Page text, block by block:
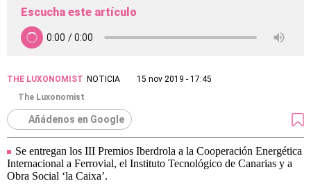
Escucha este artículo
THE LUXONOMIST NOTICIA
15 nov 2019 - 17:45
The Luxonomist
Añádenos en Google
Se entregan los III Premios Iberdrola a la Cooperación Energética
Internacional a Ferrovial, el Instituto Tecnológico de Canarias y a
Obra Social ‘la Caixa’.